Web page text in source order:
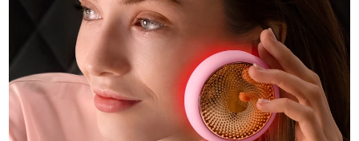
Entrega prevista
Emirados Árabes
Unidos
Entrega prevista8/10/26
Reino Unido Entrega prevista8/9/26